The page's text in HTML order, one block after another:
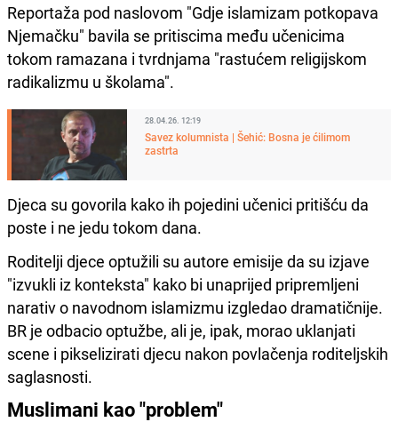
Reportaža pod naslovom "Gdje islamizam potkopava
Njemačku" bavila se pritiscima među učenicima
tokom ramazana i tvrdnjama "rastućem religijskom
radikalizmu u školama".
28.04.26. 12:19
Savez kolumnista | Šehić: Bosna je ćilimom
zastrta
Djeca su govorila kako ih pojedini učenici pritišću da
poste i ne jedu tokom dana.
Roditelji djece optužili su autore emisije da su izjave
"izvukli iz konteksta" kako bi unaprijed pripremljeni
narativ o navodnom islamizmu izgledao dramatičnije.
BR je odbacio optužbe, ali je, ipak, morao uklanjati
scene i pikselizirati djecu nakon povlačenja roditeljskih
saglasnosti.
Muslimani kao "problem"